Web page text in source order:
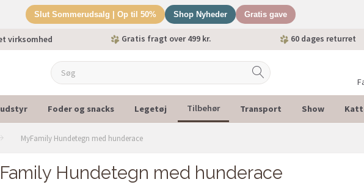
Slut Sommerudsalg | Op til 50% Shop Nyheder Gratis gave
virksomhed Gratis fragt over 499 kr. 60 dages returret
Foder og snacks Legetøj Tilbehør Transport Show
MyFamily Hundetegn med hunderace
Hundetegn med hunderace